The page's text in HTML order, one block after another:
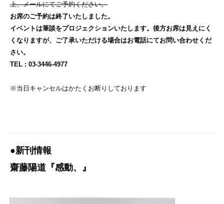
上、メールにてご予約ください。
お席のご予約は終了いたしました。
イベントは筆談をプロジェクションいたします。後方お席は見えにく
くなりますが、ご了承いただける場合はお電話にてお問い合わせくだ
さい。
TEL : 03-3446-4977
※当日キャンセルはかたくお断りしております
●新刊情報
齋藤陽道『感動、』